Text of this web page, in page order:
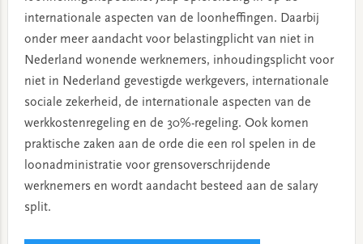
internationale aspecten van de loonheffingen. Daarbij
onder meer aandacht voor belastingplicht van niet in
Nederland wonende werknemers, inhoudingsplicht voor
niet in Nederland gevestigde werkgevers, internationale
sociale zekerheid, de internationale aspecten van de
werkkostenregeling en de 30%-regeling. Ook komen
praktische zaken aan de orde die een rol spelen in de
loonadministratie voor grensoverschrijdende
werknemers en wordt aandacht besteed aan de salary
split.